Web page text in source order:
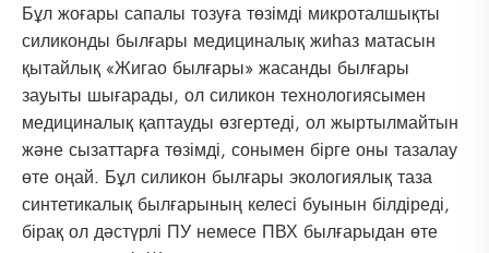
Бұл жоғары сапалы тозуға төзімді микроталшықты
силиконды былғары медициналық жиһаз матасын
қытайлық «Жигао былғары» жасанды былғары
зауыты шығарады, ол силикон технологиясымен
медициналық қаптауды өзгертеді, ол жыртылмайтын
және сызаттарға төзімді, сонымен бірге оны тазалау
өте оңай. Бұл силикон былғары экологиялық таза
синтетикалық былғарының келесі буынын білдіреді,
бірақ ол дәстүрлі ПУ немесе ПВХ былғарыдан өте